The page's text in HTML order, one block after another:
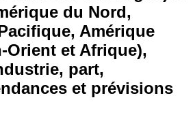
du Nord,
Amérique
Orient et Afrique),
part,
et prévisions